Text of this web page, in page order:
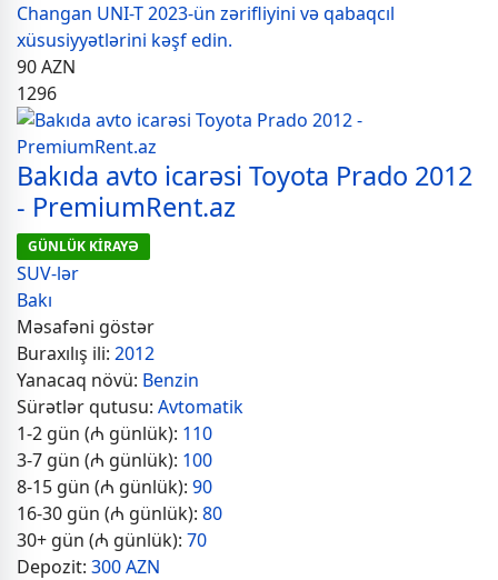
Changan UNI-T 2023-ün zərifliyini və qabaqcıl
xüsusiyyətlərini kəşf edin.
90AZN
1296
Bakıda avto icarəsi Toyota Prado 2012
- PremiumRent.az
GÜNLÜK KİRAYƏ
SUV-lər
Bakı
Məsafəni göstər
Buraxılış ili: 2012
Yanacaq növü: Benzin
Sürətlər qutusu: Avtomatik
1-2 gün (₼ günlük): 110
3-7 gün (₼ günlük): 100
8-15 gün (₼ günlük): 90
16-30 gün (₼ günlük): 80
30+ gün (₼ günlük): 70
Depozit: 300 AZN